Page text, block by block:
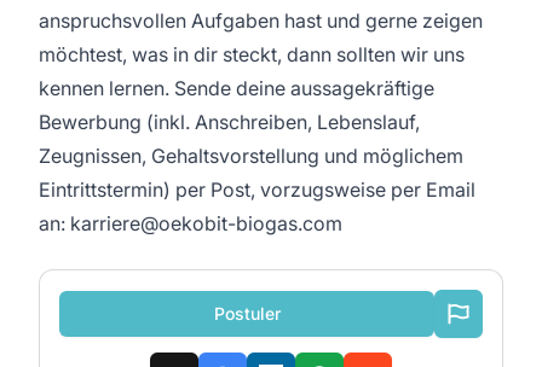
anspruchsvollen Aufgaben hast und gerne zeigen
möchtest, was in dir steckt, dann sollten wir uns
kennen lernen. Sende deine aussagekräftige
Bewerbung (inkl. Anschreiben, Lebenslauf,
Zeugnissen, Gehaltsvorstellung und möglichem
Eintrittstermin) per Post, vorzugsweise per Email
an: karriere@oekobit-biogas.com
Postuler